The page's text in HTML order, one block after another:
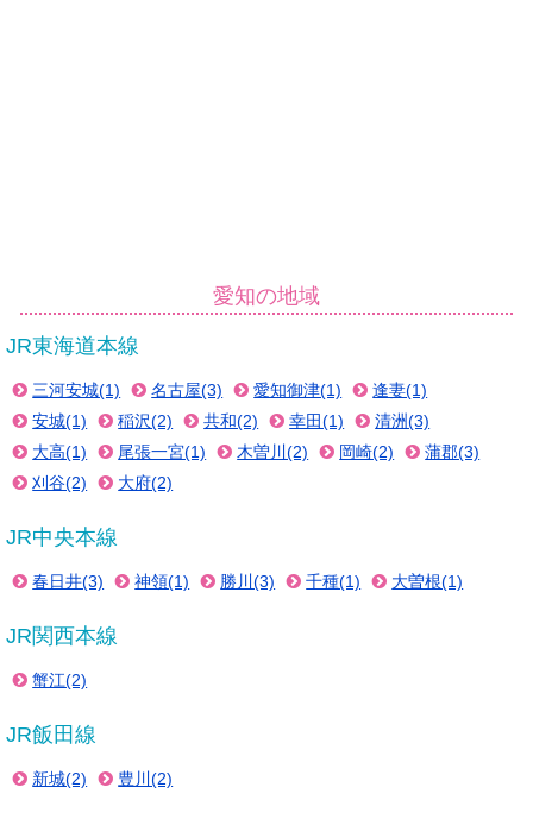
愛知の地域
JR東海道本線
三河安城(1) 名古屋(3) 愛知御津(1)
逢妻(1)
安城(1)
稲沢(2) 共和(2) 幸田(1)
清洲(3)
大高(1)
尾張一宮(1) 木曽川(2) 岡崎(2)
蒲郡(3)
刈谷(2)
大府(2)
JR中央本線
春日井(3) 神領(1) 勝川(3) 千種(1) 大曽根(1)
JR関西本線
蟹江(2)
JR飯田線
新城(2) 豊川(2)